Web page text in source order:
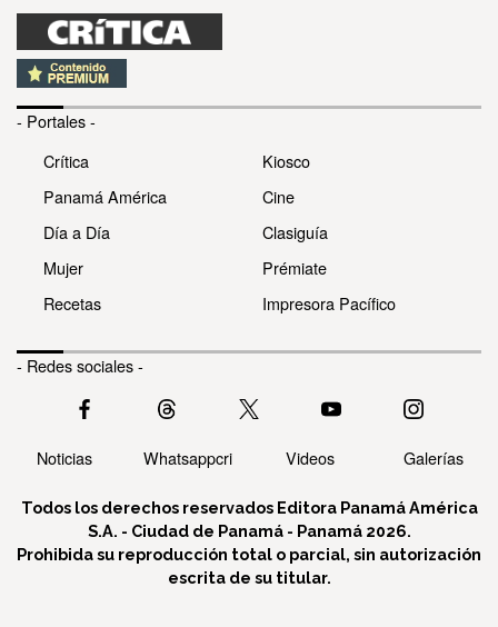
- Portales -
Crítica
Panamá América
Día a Día
Mujer
Recetas
Kiosco
Cine
Clasiguía
Prémiate
Impresora Pacífico
- Redes sociales -
Noticias Whatsappcri Videos Galerías
Todos los derechos reservados Editora Panamá América
S.A. - Ciudad de Panamá - Panamá 2026.
Prohibida su reproducción total o parcial, sin autorización
escrita de su titular.